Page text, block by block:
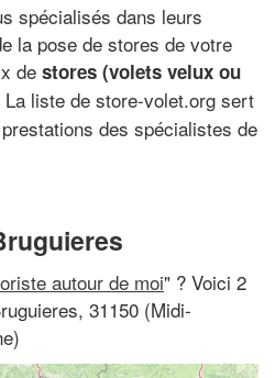
spécialisés dans leurs
la pose de stores de votre
de stores (volets velux ou
La liste de store-volet.org sert
des spécialistes de
autour de moi" ? Voici 2
31150 (Midi-